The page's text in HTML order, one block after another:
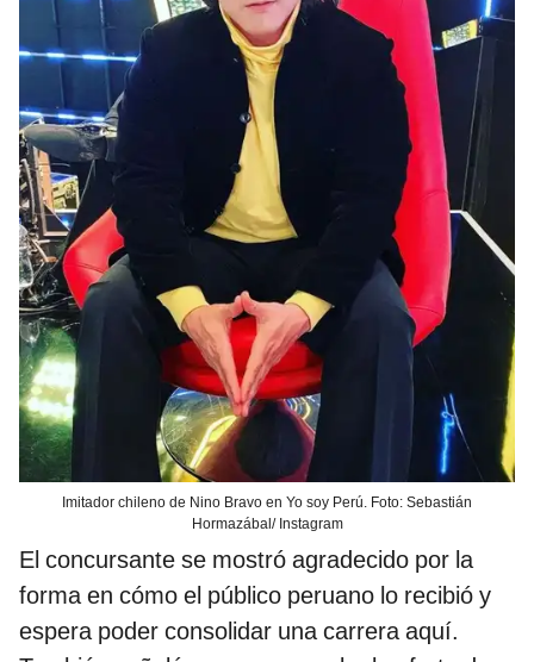
Imitador chileno de Nino Bravo en Yo soy Perú. Foto: Sebastián
Hormazábal/ Instagram
El concursante se mostró agradecido por la
forma en cómo el público peruano lo recibió y
espera poder consolidar una carrera aquí.